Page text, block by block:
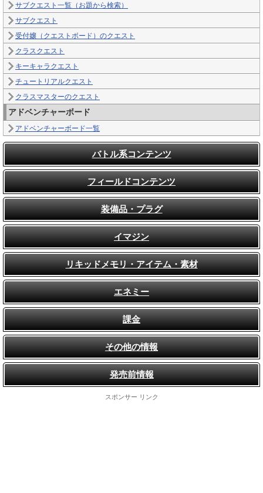
サブクエスト一覧（お題から検索）
サブクエスト
受付嬢（クエストボード）のクエスト
クラスクエスト
キーキャラクエスト
チュートリアルクエスト
クラスマスターのクエスト
アドベンチャーボード
アドベンチャーボード一覧
バトル系コンテンツ
フィールドコンテンツ
装備品・プラグ
イマジン
リキッドメモリ・アイテム・素材
エネミー
課金
その他の情報
発売前情報
スポンサー リンク